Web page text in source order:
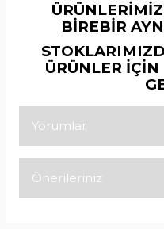
BİREBİR
ÜRÜNLER
Yorumlar
Önerileriniz